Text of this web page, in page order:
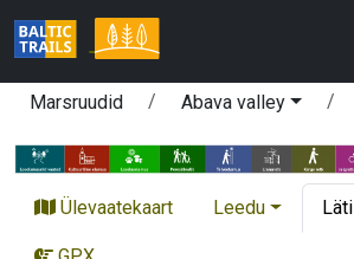
Marsruudid Abava valley
Ülevaatekaart Leedu Läti